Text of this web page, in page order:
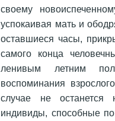
своему
успокаивая мать и
оставшиеся часы,
самого конца
ленивым летним
воспоминания
случае не останется
индивиды, способные